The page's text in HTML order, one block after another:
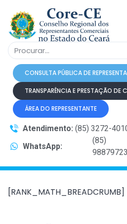
CONSULTA PÚBLICA DE
TRANSPARÊNCIA E PRESTAÇÃO DE
ÁREA DO REPRESENTANTE
Atendimento: (85) 3272-
WhatsApp:
(85)
[RANK_MATH_BREADCRUMB]